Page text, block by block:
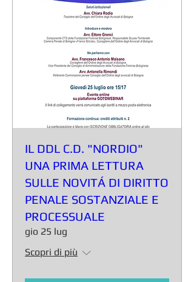
IL DDL C.D. "NORDIO"
UNA PRIMA LETTURA
SULLE NOVITÁ DI DIRITTO
PENALE SOSTANZIALE E
PROCESSUALE
gio 25 lug
Scopri di più